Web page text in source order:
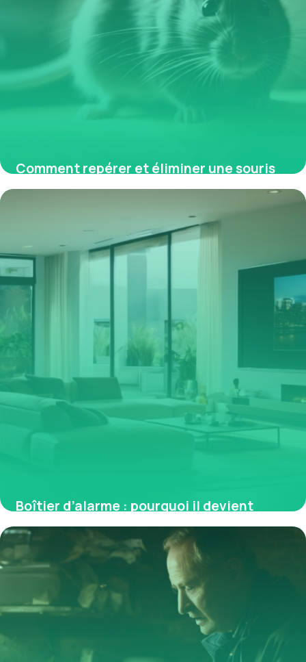
Comment repérer et éliminer une souris
dans un appartement à Lille ou Nice
Boîtier d’alarme : pourquoi il devient
essentiel face aux nouveaux risques